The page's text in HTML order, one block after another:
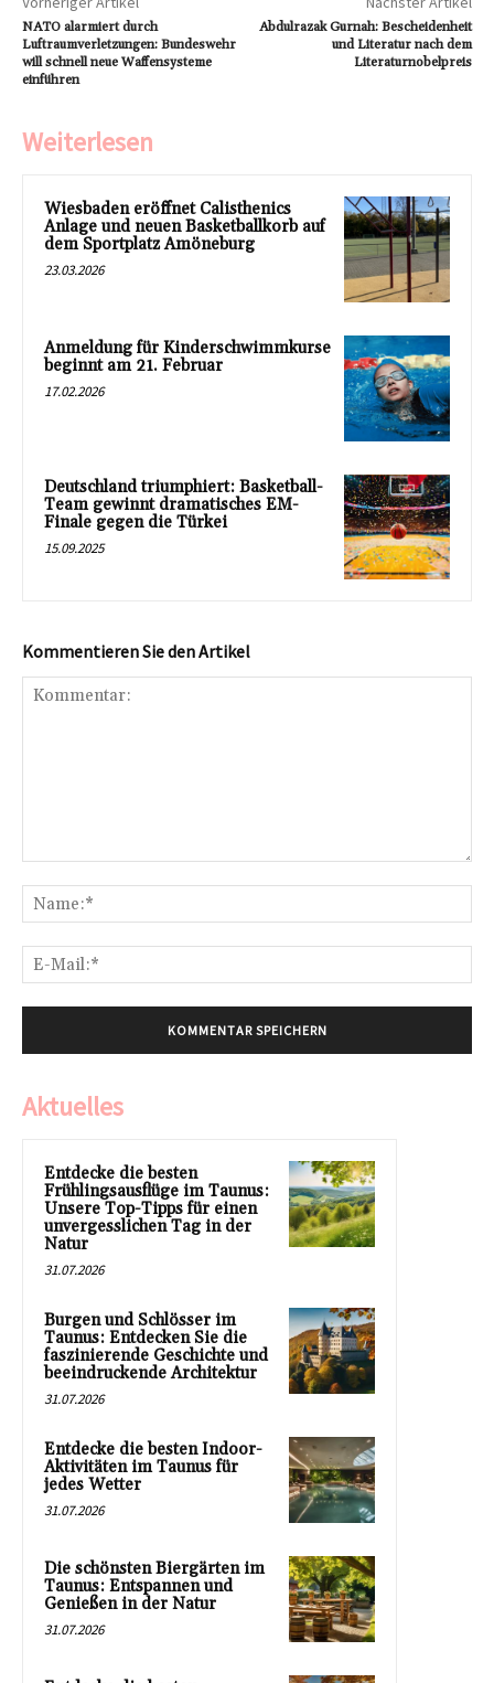
NATO alarmiert durch
Luftraumverletzungen: Bundeswehr
will schnell neue Waffensysteme
einführen
Abdulrazak Gurnah: Bescheidenheit
und Literatur nach dem
Literaturnobelpreis
Weiterlesen
Wiesbaden eröffnet Calisthenics
Anlage und neuen Basketballkorb auf
dem Sportplatz Amöneburg
23.03.2026
Anmeldung für Kinderschwimmkurse
beginnt am 21. Februar
17.02.2026
Deutschland triumphiert: Basketball-
Team gewinnt dramatisches EM-
Finale gegen die Türkei
15.09.2025
Kommentieren Sie den Artikel
Aktuelles
Entdecke die besten
Frühlingsausflüge im Taunus:
Unsere Top-Tipps für einen
unvergesslichen Tag in der
Natur
31.07.2026
Burgen und Schlösser im
Taunus: Entdecken Sie die
faszinierende Geschichte und
beeindruckende Architektur
31.07.2026
Entdecke die besten Indoor-
Aktivitäten im Taunus für
jedes Wetter
31.07.2026
Die schönsten Biergärten im
Taunus: Entspannen und
Genießen in der Natur
31.07.2026